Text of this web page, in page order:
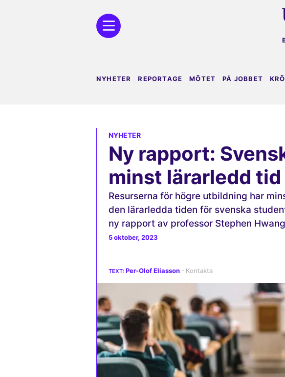
NYHETER REPORTAGE MÖTET PÅ JOBBET
NYHETER
Ny rapport:
minst lärarledd tid
Resurserna för högre utbildning har
den lärarledda tiden för svenska
ny rapport av professor Stephen
5 oktober, 2023
Per-Olof Eliasson